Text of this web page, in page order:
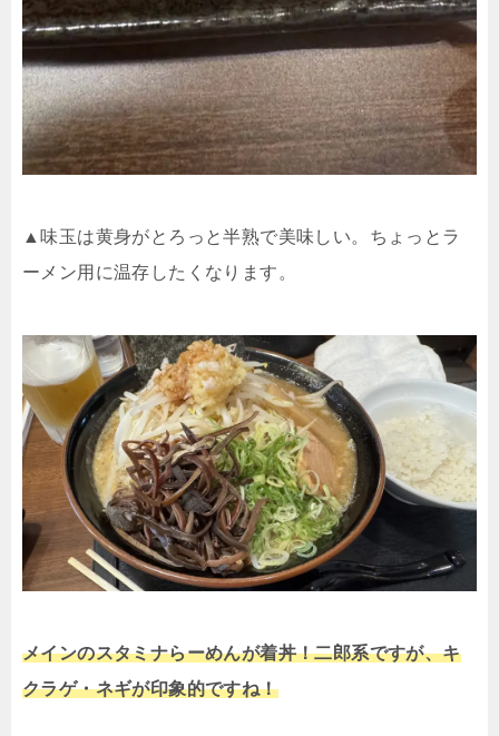
▲味玉は黄身がとろっと半熟で美味しい。ちょっとラ
ーメン用に温存したくなります。
メインのスタミナらーめんが着丼！二郎系ですが、キ
クラゲ・ネギが印象的ですね！